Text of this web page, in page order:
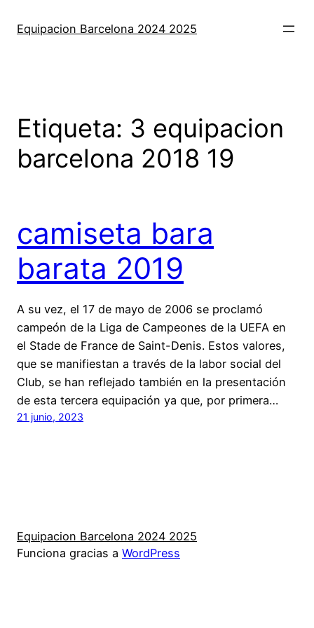
Equipacion Barcelona 2024 2025
Etiqueta: 3 equipacion
barcelona 2018 19
camiseta bara
barata 2019
A su vez, el 17 de mayo de 2006 se proclamó
campeón de la Liga de Campeones de la UEFA en
el Stade de France de Saint-Denis. Estos valores,
que se manifiestan a través de la labor social del
Club, se han reflejado también en la presentación
de esta tercera equipación ya que, por primera…
21 junio, 2023
Equipacion Barcelona 2024 2025
Funciona gracias a WordPress